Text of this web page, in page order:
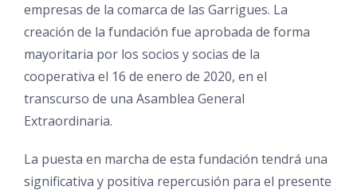
empresas de la comarca de las Garrigues. La
creación de la fundación fue aprobada de forma
mayoritaria por los socios y socias de la
cooperativa el 16 de enero de 2020, en el
transcurso de una Asamblea General
Extraordinaria.
La puesta en marcha de esta fundación tendrá una
significativa y positiva repercusión para el presente